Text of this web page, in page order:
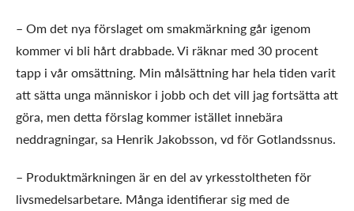
– Om det nya förslaget om smakmärkning går igenom
kommer vi bli hårt drabbade. Vi räknar med 30 procent
tapp i vår omsättning. Min målsättning har hela tiden varit
att sätta unga människor i jobb och det vill jag fortsätta att
göra, men detta förslag kommer istället innebära
neddragningar, sa Henrik Jakobsson, vd för Gotlandssnus.
– Produktmärkningen är en del av yrkesstoltheten för
livsmedelsarbetare. Många identifierar sig med de